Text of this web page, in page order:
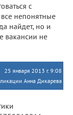
с
непонятные
найдет, но и
вакансии не
25 января 2013 г. 9:08
Анна Дикарева